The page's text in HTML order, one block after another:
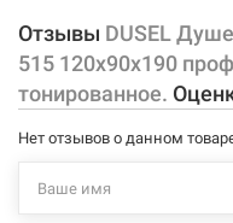
Тип витража:
дверь раздвижная
быстросъемные);
закаленное
для поддонов
Отзывы DUSEL
515 120x90x190
тонированное.
Нет отзывов о данном